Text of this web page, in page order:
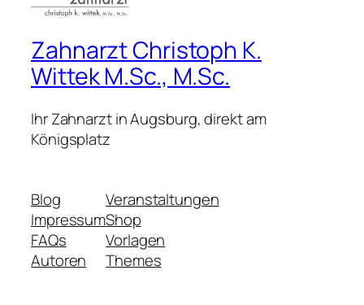
Zahnarzt Christoph K.
Wittek M.Sc., M.Sc.
Ihr Zahnarzt in Augsburg, direkt am
Königsplatz
Blog
Impressum
FAQs
Autoren
Veranstaltungen
Shop
Vorlagen
Themes